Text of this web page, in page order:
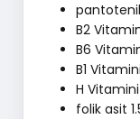
B2
B6
B1
H
folik asit